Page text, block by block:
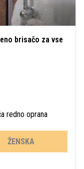
brisačo za vse
redno oprana
ŽENSKA